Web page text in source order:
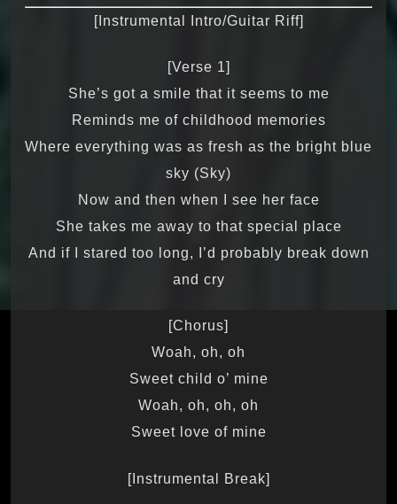
[Instrumental Intro/Guitar Riff]
[Verse 1]
She’s got a smile that it seems to me
Reminds me of childhood memories
Where everything was as fresh as the bright blue
sky (Sky)
Now and then when I see her face
She takes me away to that special place
And if I stared too long, I’d probably break down
and cry
[Chorus]
Woah, oh, oh
Sweet child o’ mine
Woah, oh, oh, oh
Sweet love of mine
[Instrumental Break]